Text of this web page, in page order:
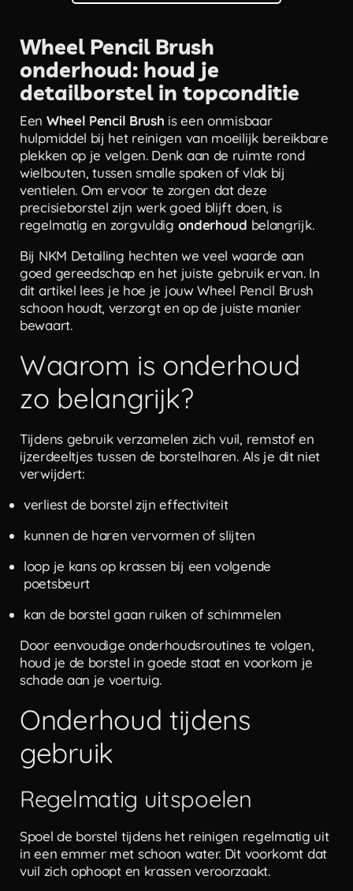
Wheel Pencil Brush
onderhoud: houd je
detailborstel in topconditie
Een Wheel Pencil Brush is een onmisbaar
hulpmiddel bij het reinigen van moeilijk bereikbare
plekken op je velgen. Denk aan de ruimte rond
wielbouten, tussen smalle spaken of vlak bij
ventielen. Om ervoor te zorgen dat deze
precisieborstel zijn werk goed blijft doen, is
regelmatig en zorgvuldig onderhoud belangrijk.
Bij NKM Detailing hechten we veel waarde aan
goed gereedschap en het juiste gebruik ervan. In
dit artikel lees je hoe je jouw Wheel Pencil Brush
schoon houdt, verzorgt en op de juiste manier
bewaart.
Waarom is onderhoud
zo belangrijk?
Tijdens gebruik verzamelen zich vuil, remstof en
ijzerdeeltjes tussen de borstelharen. Als je dit niet
verwijdert:
verliest de borstel zijn effectiviteit
kunnen de haren vervormen of slijten
loop je kans op krassen bij een volgende
poetsbeurt
kan de borstel gaan ruiken of schimmelen
Door eenvoudige onderhoudsroutines te volgen,
houd je de borstel in goede staat en voorkom je
schade aan je voertuig.
Onderhoud tijdens
gebruik
Regelmatig uitspoelen
Spoel de borstel tijdens het reinigen regelmatig uit
in een emmer met schoon water. Dit voorkomt dat
vuil zich ophoopt en krassen veroorzaakt.